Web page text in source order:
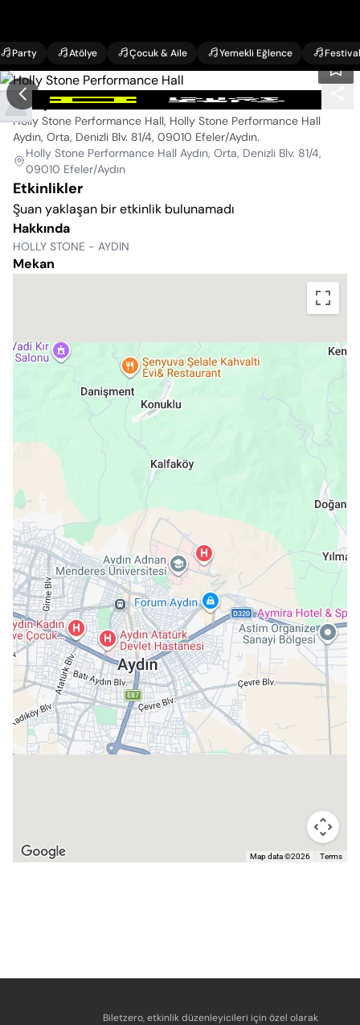
Party Atölye Çocuk & Aile Yemekli Eğlence Festival
Holly Stone Performance Hall
Holly Stone Performance Hall, Holly Stone Performance Hall
Aydın, Orta, Denizli Blv. 81/4, 09010 Efeler/Aydın.
Holly Stone Performance Hall Aydın, Orta, Denizli Blv. 81/4,
09010 Efeler/Aydın
Etkinlikler
Şuan yaklaşan bir etkinlik bulunamadı
Hakkında
HOLLY STONE - AYDIN
Mekan
Map data ©2026 Terms
Biletzero, etkinlik düzenleyicileri için özel olarak